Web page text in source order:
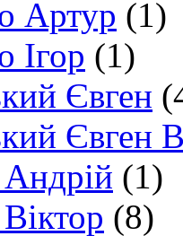
Артур (1)
Ігор (1)
Євген
Євген
(1)
(8)